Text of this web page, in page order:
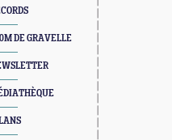
DE GRAVELLE